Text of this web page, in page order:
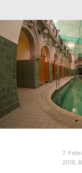
7.
2016,